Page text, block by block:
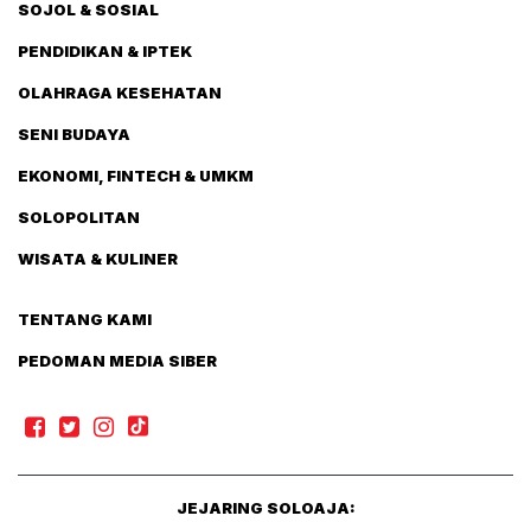
SOJOL & SOSIAL
PENDIDIKAN & IPTEK
OLAHRAGA KESEHATAN
SENI BUDAYA
EKONOMI, FINTECH & UMKM
SOLOPOLITAN
WISATA & KULINER
TENTANG KAMI
PEDOMAN MEDIA SIBER
JEJARING SOLOAJA: